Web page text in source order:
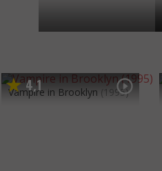
4,1
Vampire in Brooklyn (1995)